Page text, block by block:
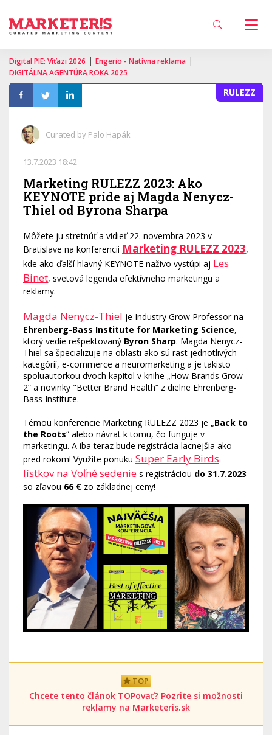
Digital PIE: Víťazi 2026 | Engerio - Natívna reklama |
DIGITÁLNA AGENTÚRA ROKA 2025
RULEZZ
Curated by Palo Hapák
13.7.2023 18:42
Marketing RULEZZ 2023: Ako
KEYNOTE príde aj Magda Nenycz-
Thiel od Byrona Sharpa
Môžete ju stretnúť a vidieť 22. novembra 2023 v
Bratislave na konferencii Marketing RULEZZ 2023,
kde ako ďalší hlavný KEYNOTE naživo vystúpi aj Les
Binet, svetová legenda efektívneho marketingu a
reklamy.
Magda Nenycz-Thiel je Industry Grow Professor na
Ehrenberg-Bass Institute for Marketing Science,
ktorý vedie rešpektovaný Byron Sharp. Magda Nenycz-
Thiel sa špecializuje na oblasti ako sú rast jednotlivých
kategórií, e-commerce a neuromarketing a je takisto
spoluautorkou dvoch kapitol v knihe „How Brands Grow
2“ a novinky "Better Brand Health“ z dielne Ehrenberg-
Bass Institute.
Témou konferencie Marketing RULEZZ 2023 je „Back to
the Roots“ alebo návrat k tomu, čo funguje v
marketingu. A iba teraz bude registrácia lacnejšia ako
pred rokom! Využite ponuku Super Early Birds
lístkov na Voľné sedenie s registráciou do 31.7.2023
so zľavou 66 € zo základnej ceny!
TOP
Chcete tento článok TOPovať? Pozrite si možnosti
reklamy na Marketeris.sk